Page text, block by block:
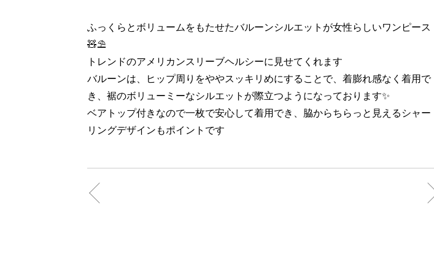
ふっくらとボリュームをもたせたバルーンシルエットが女性らしいワンピース
🧸⛱️
トレンドのアメリカンスリーブヘルシーに見せてくれます
バルーンは、ヒップ周りをややスッキリめにすることで、着膨れ感なく着用で
き、裾のボリューミーなシルエットが際立つようになっております✨
ベアトップ付きなので一枚で安心して着用でき、脇からちらっと見えるシャー
リングデザインもポイントです